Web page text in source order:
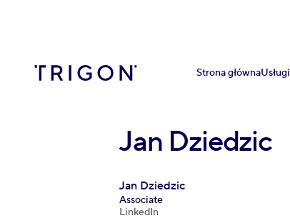
Strona głównaUsługi
Jan Dziedzic
Jan Dziedzic
Associate
LinkedIn